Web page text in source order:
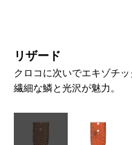
リザード
クロコに次いでエキゾチ
繊細な鱗と光沢が魅力。